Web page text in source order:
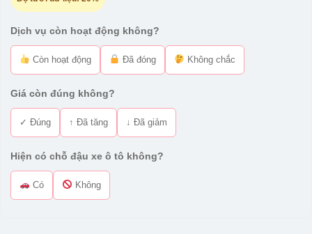
Dịch vụ còn hoạt động không?
Còn hoạt động Đã đóng Không chắc
Giá còn đúng không?
✓ Đúng ↑ Đã tăng ↓ Đã giảm
Hiện có chỗ đậu xe ô tô không?
Có Không